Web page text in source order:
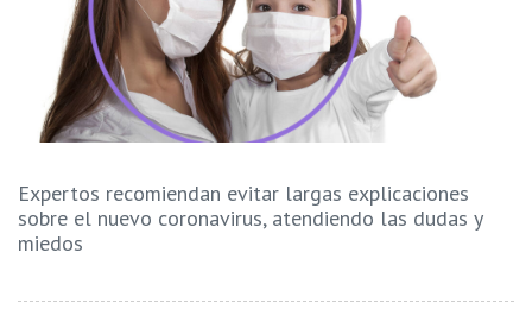
Expertos recomiendan evitar largas explicaciones
sobre el nuevo coronavirus, atendiendo las dudas y
miedos